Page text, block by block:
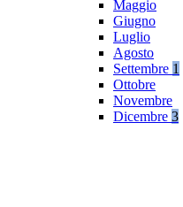
Maggio
Giugno
Luglio
Agosto
Settembre 1
Ottobre
Novembre
Dicembre 3